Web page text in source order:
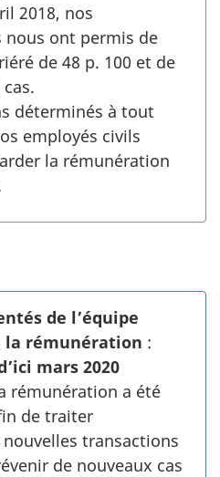
2018, nos
nous ont permis de
de 48 p. 100 et de
déterminés à tout
employés civils
la rémunération
de l’équipe
la rémunération :
mars 2020
rémunération a été
de traiter
transactions
de nouveaux cas